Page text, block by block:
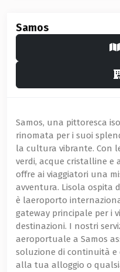
Samos
Samos, una pittoresca
rinomata per i suoi
la cultura vibrante. Con
verdi, acque cristalline e
offre ai viaggiatori una
avventura. Lisola ospita
è laeroporto
gateway principale per i
destinazioni. I nostri
aeroportuale a Samos
soluzione di continuità
alla tua alloggio o